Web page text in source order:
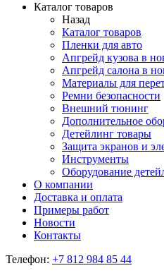
Каталог товаров
Назад
Каталог товаров
Пленки для авто
Апгрейд кузова в
Апгрейд салона в
Материалы для
Ремни безопасности
Внешний тюнинг
Дополнительное
Детейлинг товары
Защита экранов и
Инструменты
Оборудование
О компании
Доставка и оплата
Примеры работ
Новости
Контакты
Телефон: +7 812 984 85 44